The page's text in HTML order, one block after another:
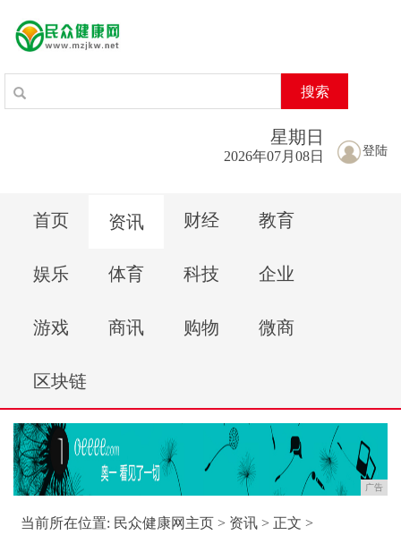
搜索
登陆
星期 日
2026年07月08日
首页 资讯 财经 教育
娱乐 体育 科技 企业
游戏 商讯 购物 微商
区块链
广告
当前所在位置: 民众健康网主页 > 资讯 > 正文 >